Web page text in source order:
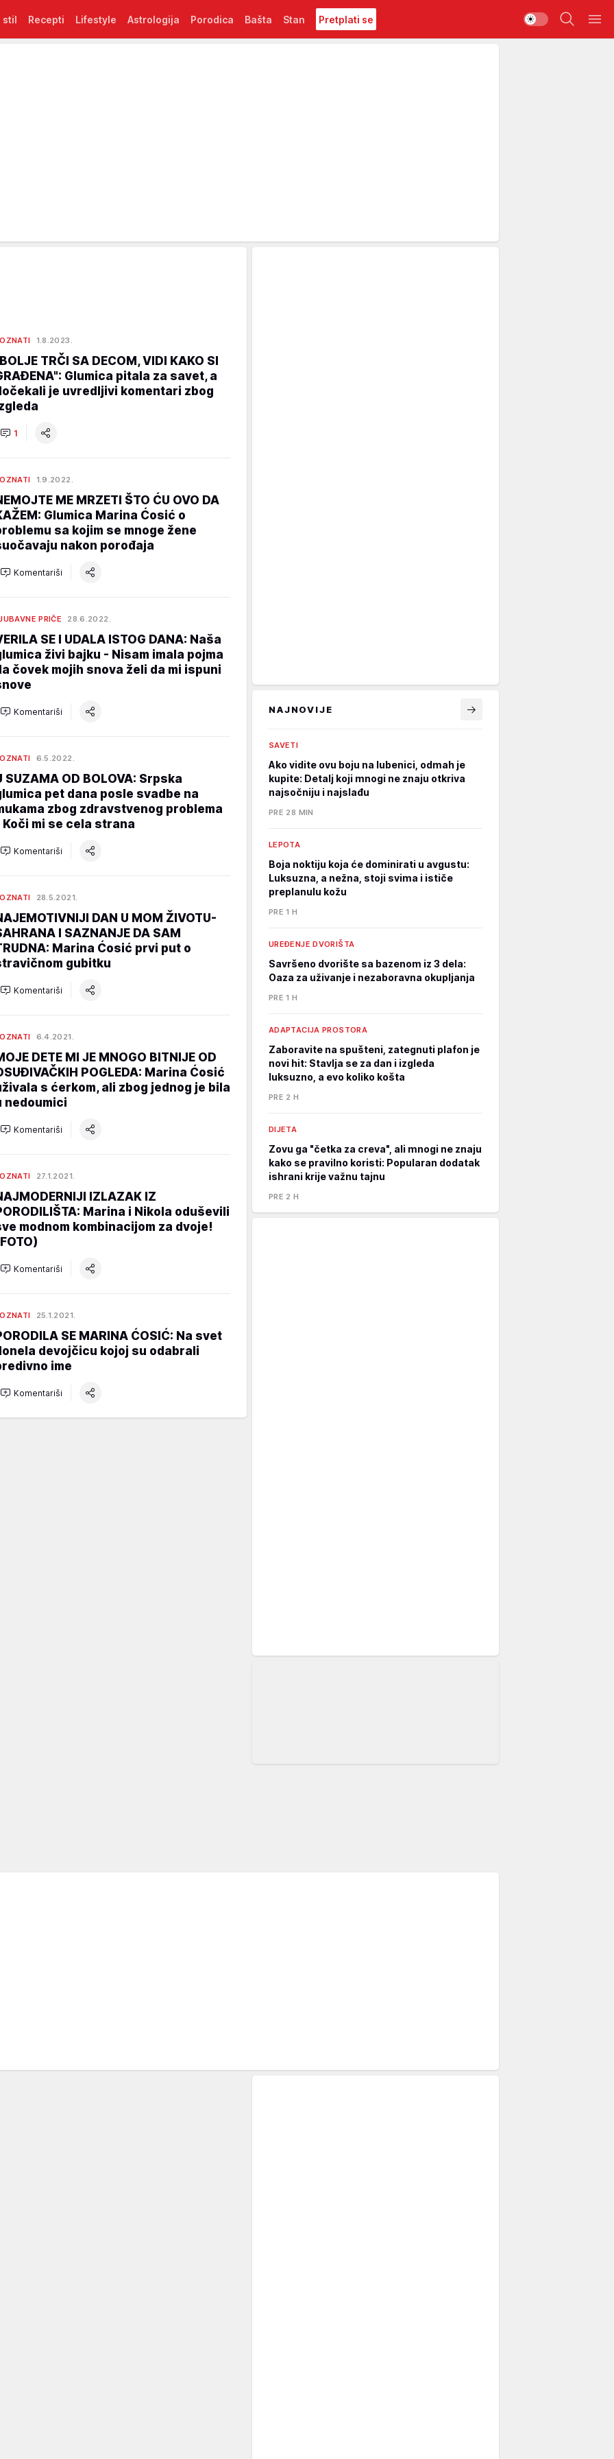
stil Recepti Lifestyle Astrologija Porodica Bašta Stan Pretplati se
1.8.2023.
TRČI SA DECOM, VIDI KAKO SI
Glumica pitala za savet, a
je uvredljivi komentari zbog
1
1.9.2022.
ME MRZETI ŠTO ĆU OVO DA
Glumica Marina Ćosić o
sa kojim se mnoge žene
nakon porođaja
Komentariši
PRIČE 28.6.2022.
SE I UDALA ISTOG DANA: Naša
živi bajku - Nisam imala pojma
čovek mojih snova želi da mi ispuni
Komentariši
6.5.2022.
SUZAMA OD BOLOVA: Srpska
pet dana posle svadbe na
zbog zdravstvenog problema
Koči mi se cela strana
Komentariši
28.5.2021.
DAN U MOM ŽIVOTU-
I SAZNANJE DA SAM
Marina Ćosić prvi put o
gubitku
Komentariši
6.4.2021.
DETE MI JE MNOGO BITNIJE OD
POGLEDA: Marina Ćosić
s ćerkom, ali zbog jednog je bila
nedoumici
Komentariši
27.1.2021.
IZLAZAK IZ
Marina i Nikola oduševili
modnom kombinacijom za dvoje!
Komentariši
25.1.2021.
SE MARINA ĆOSIĆ: Na svet
devojčicu kojoj su odabrali
ime
Komentariši
NAJNOVIJE
SAVETI
Ako vidite ovu boju na lubenici, odmah je
kupite: Detalj koji mnogi ne znaju otkriva
najsočniju i najslađu
PRE 28 MIN
LEPOTA
Boja noktiju koja će dominirati u avgustu:
Luksuzna, a nežna, stoji svima i ističe
preplanulu kožu
PRE 1 H
UREĐENJE DVORIŠTA
Savršeno dvorište sa bazenom iz 3 dela:
Oaza za uživanje i nezaboravna okupljanja
PRE 1 H
ADAPTACIJA PROSTORA
Zaboravite na spušteni, zategnuti plafon je
novi hit: Stavlja se za dan i izgleda
luksuzno, a evo koliko košta
PRE 2 H
DIJETA
Zovu ga "četka za creva", ali mnogi ne znaju
kako se pravilno koristi: Popularan dodatak
ishrani krije važnu tajnu
PRE 2 H